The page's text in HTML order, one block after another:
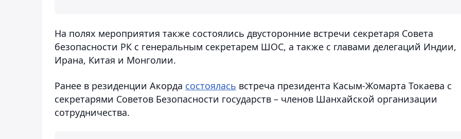
На полях мероприятия также состоялись двусторонние встречи секретаря Совета
безопасности РК с генеральным секретарем ШОС, а также с главами делегаций Индии,
Ирана, Китая и Монголии.
Ранее в резиденции Акорда состоялась встреча президента Касым-Жомарта Токаева с
секретарями Советов Безопасности государств – членов Шанхайской организации
сотрудничества.